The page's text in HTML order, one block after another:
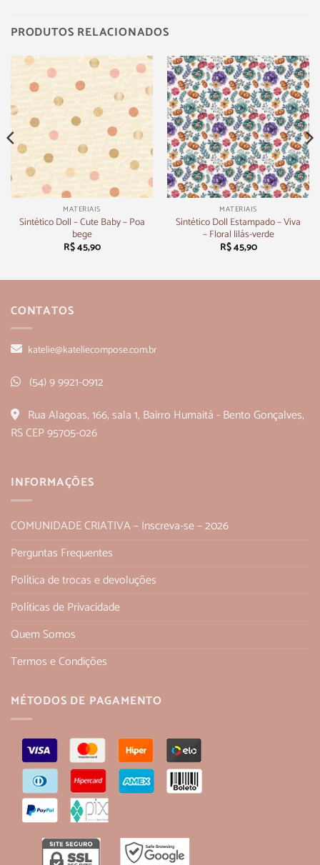
PRODUTOS RELACIONADOS
MATERIAIS
Sintético Doll – Cute Baby – Poa
bege
R$45,90
MATERIAIS
Sintético Doll Estampado – Viva
– Floral lilás-verde
R$45,90
CONTATOS
katelie@kateliecompose.com.br
(54) 9 9921-0912
Rua Alagoas, 166, sala 1, Bairro Humaitá - Bento Gonçalves,
RS CEP 95705-026
INFORMAÇÕES
COMUNIDADE CRIATIVA – Inscreva-se – 2026
Perguntas Frequentes
Política de trocas e devoluções
Políticas de Privacidade
Quem Somos
Termos e Condições
MÉTODOS DE PAGAMENTO